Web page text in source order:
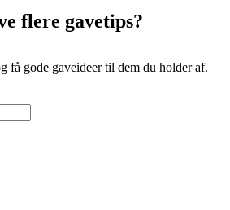
flere gavetips?
få gode gaveideer til dem du holder af.